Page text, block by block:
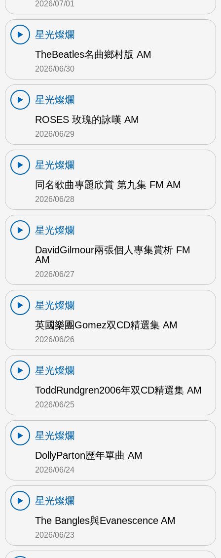
2026/07/01
星光燦爛
TheBeatles名曲鄉村版 AM
2026/06/30
星光燦爛
ROSES 玫瑰的詠嘆 AM
2026/06/29
星光燦爛
同名歌曲專題欣賞 第九集 FM AM
2026/06/28
星光燦爛
DavidGilmour兩張個人專集賞析 FM
AM
2026/06/27
星光燦爛
英國樂團Gomez双CD精選集 AM
2026/06/26
星光燦爛
ToddRundgren2006年双CD精選集 AM
2026/06/25
星光燦爛
DollyParton歷年單曲 AM
2026/06/24
星光燦爛
The Bangles與Evanescence AM
2026/06/23